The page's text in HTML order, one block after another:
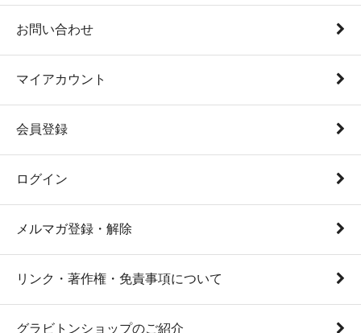
お問い合わせ
マイアカウント
会員登録
ログイン
メルマガ登録・解除
リンク・著作権・免責事項について
グラビトンショップのご紹介